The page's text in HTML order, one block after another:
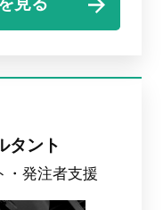
タント
・発注者支援